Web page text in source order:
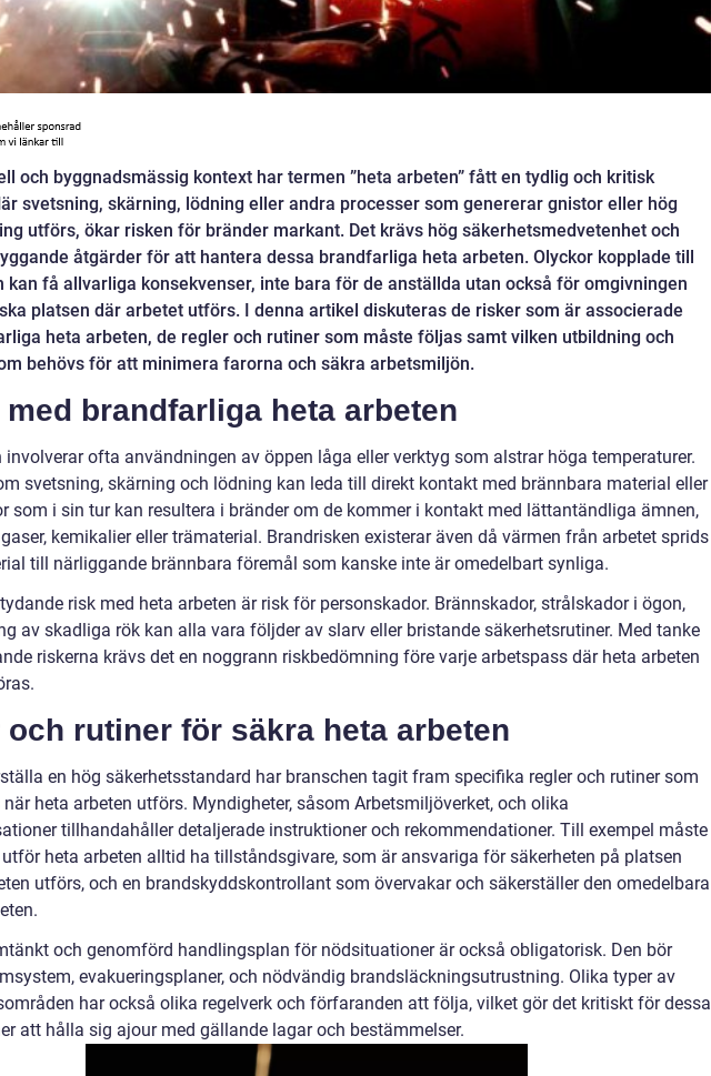
och byggnadsmässig kontext har termen ”heta arbeten” fått en tydlig och kritisk
svetsning, skärning, lödning eller andra processer som genererar gnistor eller hög
utförs, ökar risken för bränder markant. Det krävs hög säkerhetsmedvetenhet och
åtgärder för att hantera dessa brandfarliga heta arbeten. Olyckor kopplade till
kan få allvarliga konsekvenser, inte bara för de anställda utan också för omgivningen
platsen där arbetet utförs. I denna artikel diskuteras de risker som är associerade
heta arbeten, de regler och rutiner som måste följas samt vilken utbildning och
behövs för att minimera farorna och säkra arbetsmiljön.
brandfarliga heta arbeten
involverar ofta användningen av öppen låga eller verktyg som alstrar höga temperaturer.
svetsning, skärning och lödning kan leda till direkt kontakt med brännbara material eller
som i sin tur kan resultera i bränder om de kommer i kontakt med lättantändliga ämnen,
kemikalier eller trämaterial. Brandrisken existerar även då värmen från arbetet sprids
till närliggande brännbara föremål som kanske inte är omedelbart synliga.
risk med heta arbeten är risk för personskador. Brännskador, strålskador i ögon,
av skadliga rök kan alla vara följder av slarv eller bristande säkerhetsrutiner. Med tanke
riskerna krävs det en noggrann riskbedömning före varje arbetspass där heta arbeten
och rutiner för säkra heta arbeten
en hög säkerhetsstandard har branschen tagit fram specifika regler och rutiner som
heta arbeten utförs. Myndigheter, såsom Arbetsmiljöverket, och olika
tillhandahåller detaljerade instruktioner och rekommendationer. Till exempel måste
heta arbeten alltid ha tillståndsgivare, som är ansvariga för säkerheten på platsen
utförs, och en brandskyddskontrollant som övervakar och säkerställer den omedelbara
och genomförd handlingsplan för nödsituationer är också obligatorisk. Den bör
evakueringsplaner, och nödvändig brandsläckningsutrustning. Olika typer av
har också olika regelverk och förfaranden att följa, vilket gör det kritiskt för dessa
att hålla sig ajour med gällande lagar och bestämmelser.